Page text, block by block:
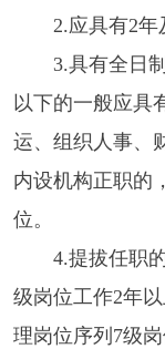
2.应具有2年
3.具有全日
以下的一般应具
运、组织人事、
内设机构正职的
位。
4.提拔任职
级岗位工作2年
理岗位序列7级